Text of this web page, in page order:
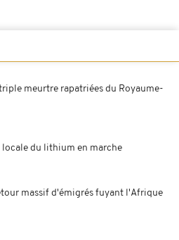
meurtre rapatriées du Royaume-
du lithium en marche
massif d'émigrés fuyant l'Afrique